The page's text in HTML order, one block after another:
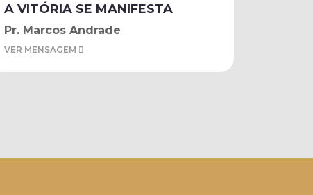
A VITÓRIA SE MANIFESTA
Pr. Marcos Andrade
VER MENSAGEM